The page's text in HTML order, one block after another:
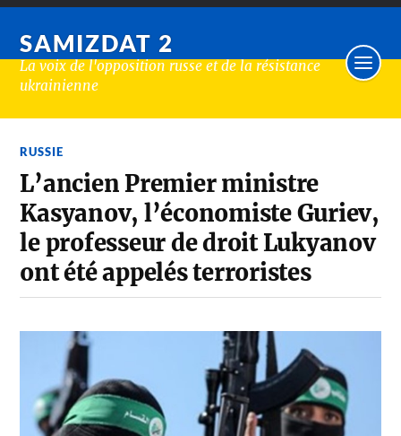
SAMIZDAT 2
La voix de l'opposition russe et de la résistance
ukrainienne
RUSSIE
L’ancien Premier ministre
Kasyanov, l’économiste Guriev,
le professeur de droit Lukyanov
ont été appelés terroristes